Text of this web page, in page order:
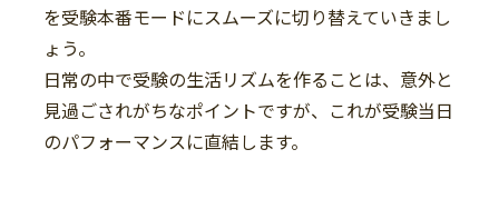
を受験本番モードにスムーズに切り替えていきまし
ょう。
日常の中で受験の生活リズムを作ることは、意外と
見過ごされがちなポイントですが、これが受験当日
のパフォーマンスに直結します。